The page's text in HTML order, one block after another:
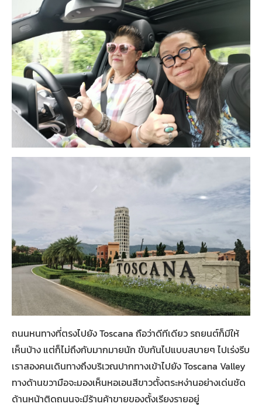
ถนนหนทางที่ตรงไปยัง Toscana ถือว่าดีทีเดียว รถยนต์ก็มีให้
เห็นบ้าง แต่ก็ไม่ถึงกับมากมายนัก ขับกันไปแบบสบายๆ ไปเร่งรีบ
เราสองคนเดินทางถึงบริเวณปากทางเข้าไปยัง Toscana Valley
ทางด้านขวามือจะมองเห็นหอเอนสีขาวตั้งตระหง่านอย่างเด่นชัด
ด้านหน้าติดถนนจะมีร้านค้าขายของตั้งเรียงรายอยู่